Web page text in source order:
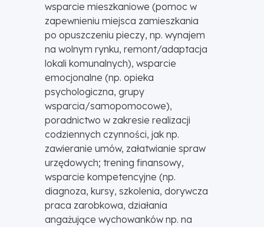
wsparcie mieszkaniowe (pomoc w
zapewnieniu miejsca zamieszkania
po opuszczeniu pieczy, np. wynajem
na wolnym rynku, remont/adaptacja
lokali komunalnych), wsparcie
emocjonalne (np. opieka
psychologiczna, grupy
wsparcia/samopomocowe),
poradnictwo w zakresie realizacji
codziennych czynności, jak np.
zawieranie umów, załatwianie spraw
urzędowych; trening finansowy,
wsparcie kompetencyjne (np.
diagnoza, kursy, szkolenia, dorywcza
praca zarobkowa, działania
angażujące wychowanków np. na